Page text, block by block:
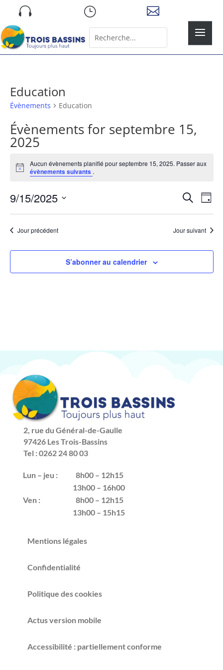
 } 
for...
Education
Évènements Education
Évènements for septembre 15,
2025
Notice
Aucun évènements planifié pour septembre 15, 2025. Passer aux
évènements suivants .
et
de
vues
Recherche
de
Jour
9/15/2025
date.Jour précédent Jour suivant
S’abonner au calendrier
2, rue du Général-de-Gaulle
97426 Les Trois-Bassins
Tel : 0262 24 80 03
Lun – jeu :
8h00 – 12h15
13h00 – 16h00
Ven :
8h00 – 12h15
13h00 – 15h15
Mentions légales
Confidentialité
Politique des cookies
Actus version mobile
Accessibilité : partiellement conforme